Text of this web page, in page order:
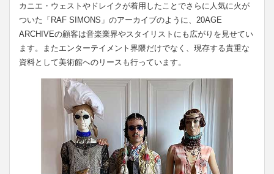
カニエ・ウェストやドレイクが着用したことでさらに人気に火が
ついた「RAF SIMONS」のアーカイブのように、20AGE
ARCHIVEの顧客は音楽業界やスタイリストにも広がりを見せてい
ます。またエンターテイメント界隈だけでなく、現存する貴重な
資料として美術館へのリースも行っています。